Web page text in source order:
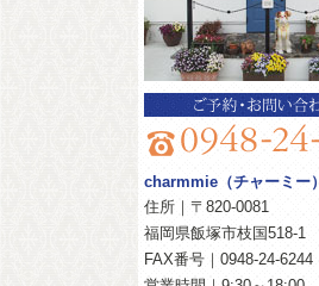
charmmie（チャーミー）
住所｜〒820-0081
福岡県飯塚市枝国518-1
FAX番号｜0948-24-6244